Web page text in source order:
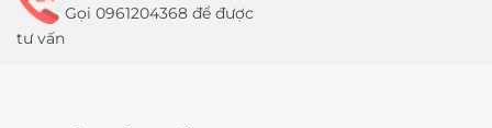
Gọi 0961204368 để được
tư vấn